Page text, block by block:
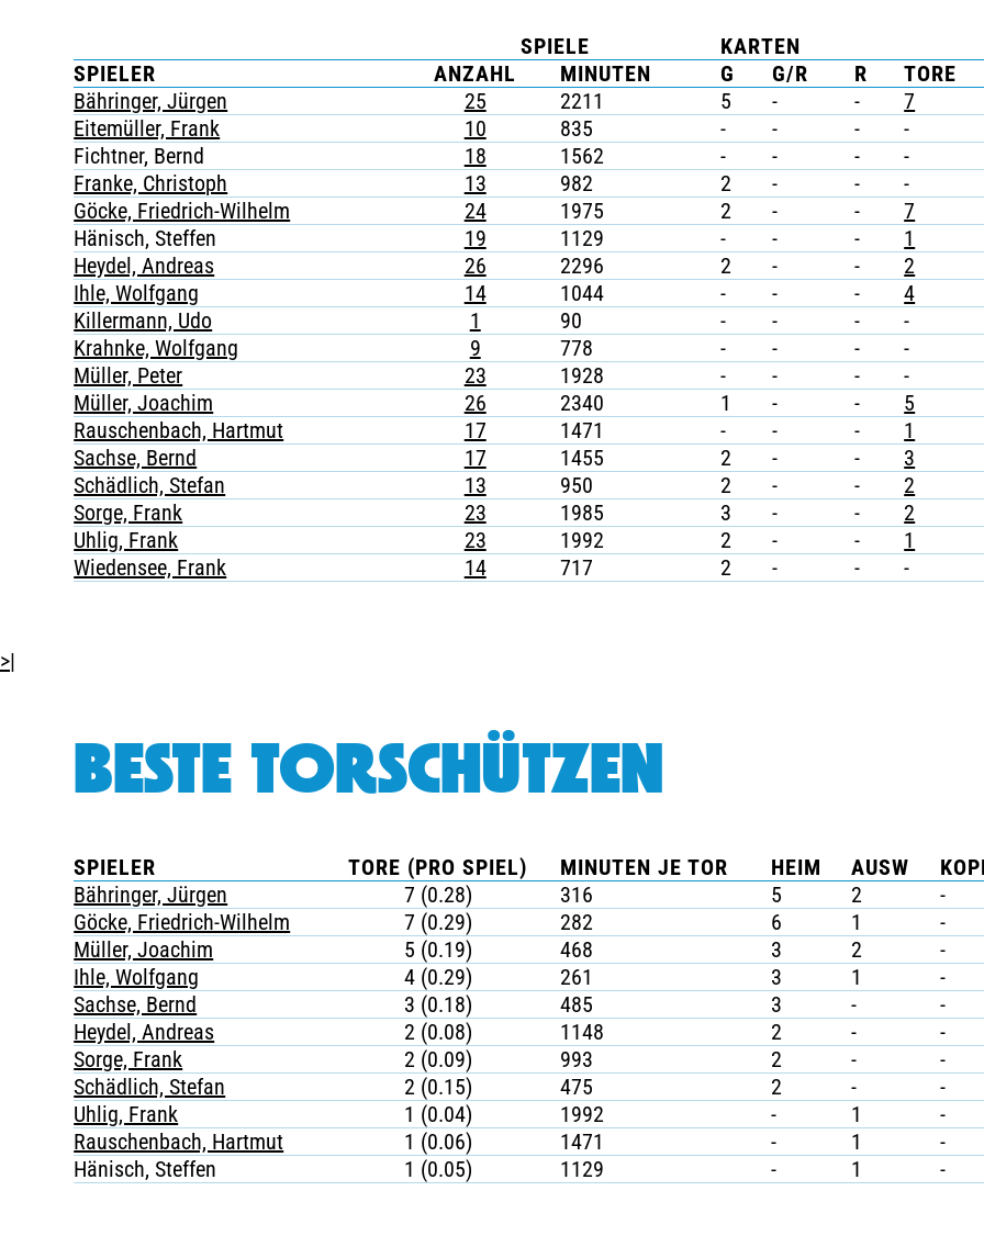
SPIELE
KARTEN
SPIELER
ANZAHL MINUTEN G G/R R
TORE
Bähringer, Jürgen
25 2211 5 - -
7
Eitemüller, Frank
10 835 - - -
-
Fichtner, Bernd
18 1562 - - -
-
Franke, Christoph
13 982 2 - -
-
Göcke, Friedrich-Wilhelm
24 1975 2 - -
7
Hänisch, Steffen
19 1129 - - -
1
Heydel, Andreas
26 2296 2 - -
2
Ihle, Wolfgang
14 1044 - - -
4
Killermann, Udo
1 90 - - -
-
Krahnke, Wolfgang
9 778 - - -
-
Müller, Peter
23 1928 - - -
-
Müller, Joachim
26 2340 1 - -
5
Rauschenbach, Hartmut
17 1471 - - -
1
Sachse, Bernd
17 1455 2 - -
3
Schädlich, Stefan
13 950 2 - -
2
Sorge, Frank
23 1985 3 - -
2
Uhlig, Frank
23 1992 2 - -
1
Wiedensee, Frank
14 717 2 - - -
>|
BESTE TORSCHÜTZEN
SPIELER TORE (PRO SPIEL) MINUTEN JE TOR HEIM AUSW
Bähringer, Jürgen
7 (0.28) 316 5 2
-
Göcke, Friedrich-Wilhelm
7 (0.29) 282 6 1
-
Müller, Joachim
5 (0.19) 468 3 2
-
Ihle, Wolfgang
4 (0.29) 261 3 1
-
Sachse, Bernd
3 (0.18) 485 3 -
-
Heydel, Andreas
2 (0.08) 1148 2 -
-
Sorge, Frank
2 (0.09) 993 2 -
-
Schädlich, Stefan
2 (0.15) 475 2 -
-
Uhlig, Frank
1 (0.04) 1992 - 1
-
Rauschenbach, Hartmut
1 (0.06) 1471 - 1
-
Hänisch, Steffen
1 (0.05) 1129 - 1 -